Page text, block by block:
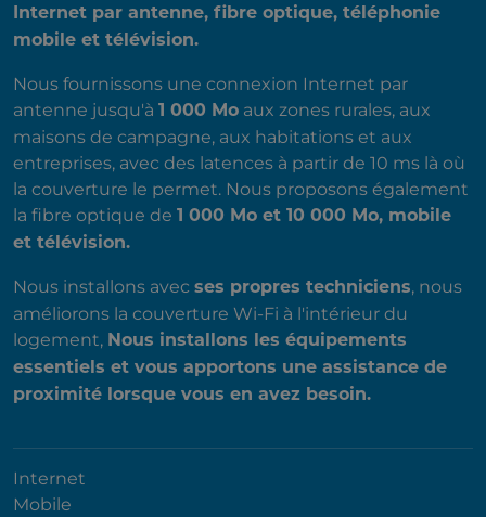
Internet par antenne, fibre optique, téléphonie
mobile et télévision.
Nous fournissons une connexion Internet par
antenne jusqu'à
1 000 Mo aux zones rurales, aux
maisons de campagne, aux habitations et aux
entreprises, avec des latences à partir de 10 ms là où
la couverture le permet. Nous proposons également
la fibre optique de
1 000 Mo et 10 000 Mo, mobile
et télévision.
Nous installons avec ses propres techniciens, nous
améliorons la couverture Wi-Fi à l'intérieur du
logement, Nous installons les équipements
essentiels et vous apportons une assistance de
proximité lorsque vous en avez besoin.
Internet
Mobile